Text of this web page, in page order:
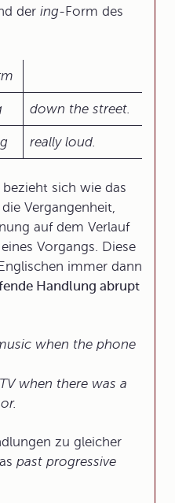
der ing-Form des
down the street.
really loud.
bezieht sich wie das
Vergangenheit,
auf dem Verlauf
Vorgangs. Diese
immer dann
Handlung abrupt
when the phone
TV when there was a
zu gleicher
past progressive